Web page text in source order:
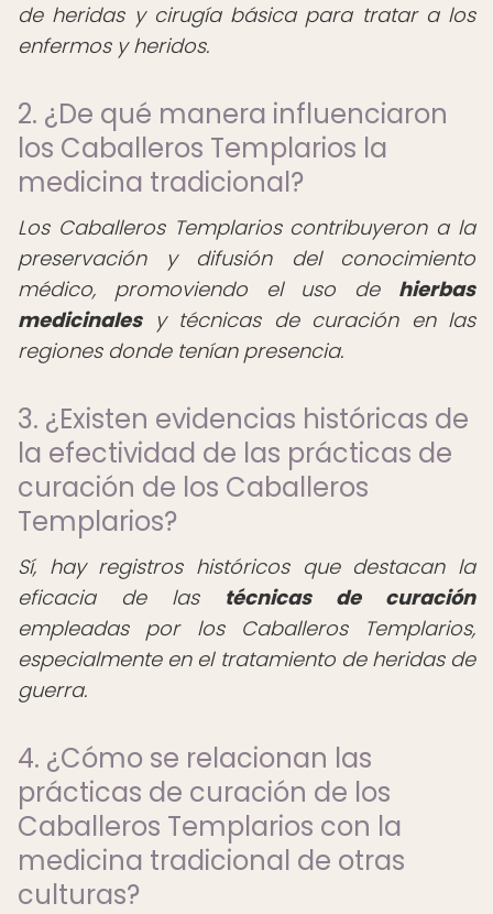
de heridas y cirugía básica para tratar a los
enfermos y heridos.
2. ¿De qué manera influenciaron
los Caballeros Templarios la
medicina tradicional?
Los Caballeros Templarios contribuyeron a la
preservación y difusión del conocimiento
médico, promoviendo el uso de hierbas
medicinalesy técnicas de curación en las
regiones donde tenían presencia.
3. ¿Existen evidencias históricas de
la efectividad de las prácticas de
curación de los Caballeros
Templarios?
Sí, hay registros históricos que destacan la
eficacia de las técnicas de curación
empleadas por los Caballeros Templarios,
especialmente en el tratamiento de heridas de
guerra.
4. ¿Cómo se relacionan las
prácticas de curación de los
Caballeros Templarios con la
medicina tradicional de otras
culturas?